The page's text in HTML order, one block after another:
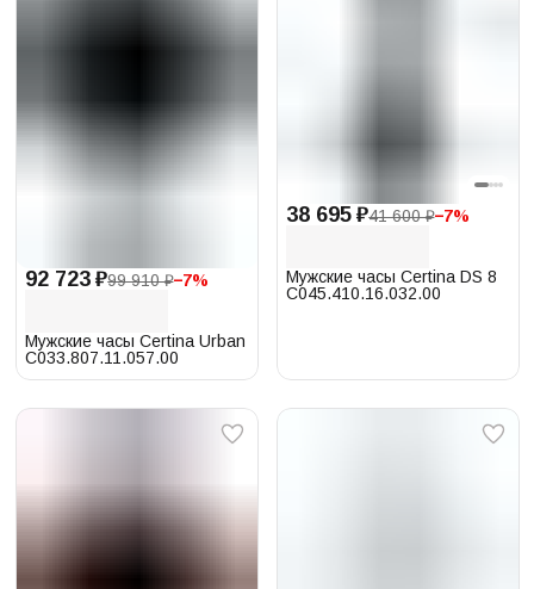
92 723 ₽99 910 ₽−7%
Мужские часы Certina Urban
C033.807.11.057.00
38 695 ₽41 600 ₽−7%
Мужские часы Certina DS 8
C045.410.16.032.00